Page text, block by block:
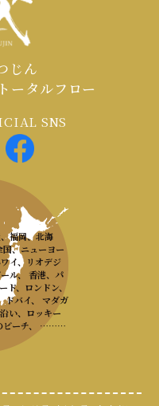
じん
ータルフロー
SNS
福岡、北海
、ニューヨー
イ、リオデジ
ル、 香港、パ
ド、ロンドン、
ドバイ、 マダガ
い、ロッキー
ビーチ、 ………